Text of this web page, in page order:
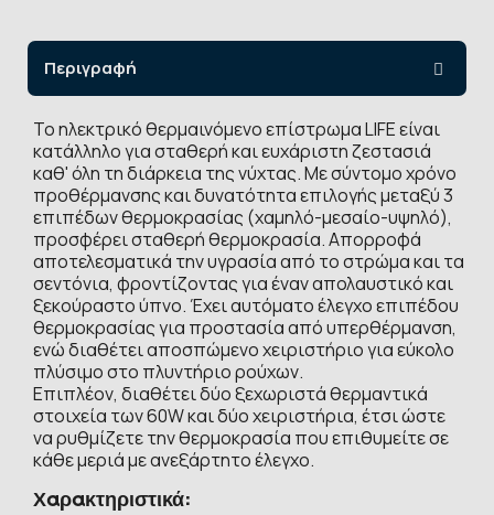
Περιγραφή
Το ηλεκτρικό θερμαινόμενο επίστρωμα LIFE είναι
κατάλληλο για σταθερή και ευχάριστη ζεστασιά
καθ' όλη τη διάρκεια της νύχτας. Με σύντομο χρόνο
προθέρμανσης και δυνατότητα επιλογής μεταξύ 3
επιπέδων θερμοκρασίας (χαμηλό-μεσαίο-υψηλό),
προσφέρει σταθερή θερμοκρασία. Απορροφά
αποτελεσματικά την υγρασία από το στρώμα και τα
σεντόνια, φροντίζοντας για έναν απολαυστικό και
ξεκούραστο ύπνο. Έχει αυτόματο έλεγχο επιπέδου
θερμοκρασίας για προστασία από υπερθέρμανση,
ενώ διαθέτει αποσπώμενο χειριστήριο για εύκολο
πλύσιμο στο πλυντήριο ρούχων.
Επιπλέον, διαθέτει δύο ξεχωριστά θερμαντικά
στοιχεία των 60W και δύο χειριστήρια, έτσι ώστε
να ρυθμίζετε την θερμοκρασία που επιθυμείτε σε
κάθε μεριά με ανεξάρτητο έλεγχο.
Χαρακτηριστικά: